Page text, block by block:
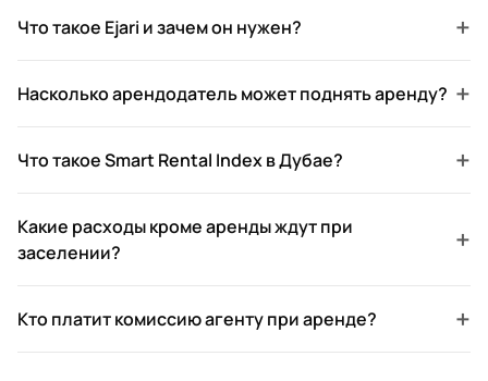
Что такое Ejari и зачем он нужен? +
Насколько арендодатель может поднять аренду? +
Что такое Smart Rental Index в Дубае? +
Какие расходы кроме аренды ждут при
заселении?
+
Кто платит комиссию агенту при аренде? +